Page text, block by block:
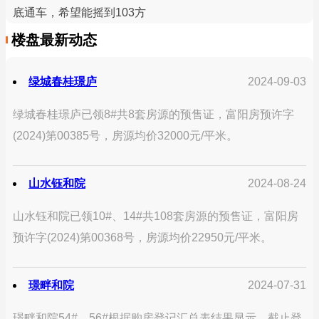
底通车，希望能摇到103方
楼盘最新动态
绿城春桂璟庐 2024-09-03
绿城春桂璟庐已领8#共8套房源的预售证，富阳房预许字
(2024)第00385号，房源均价32000元/平米。
山水钰和院 2024-08-24
山水钰和院已领10#、14#共108套房源的预售证，富阳房
预许字(2024)第00368号，房源均价22950元/平米。
璟畔和院 2024-07-31